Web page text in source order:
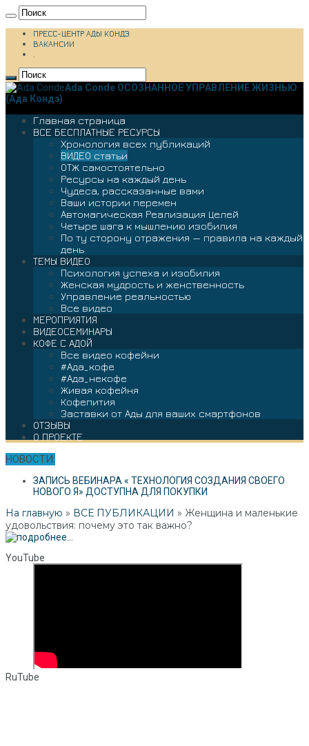
ПРЕСС-ЦЕНТР АДЫ КОНДЭ
ВАКАНСИИ
.
Ada Conde ОСОЗНАННОЕ УПРАВЛЕНИЕ ЖИЗНЬЮ
(Ада Кондэ)
Главная страница
ВСЕ БЕСПЛАТНЫЕ РЕСУРСЫ
Хронология всех публикаций
ВИДЕО статьи
ОТЖ самостоятельно
Ресурсы на каждый день
Чудеса, рассказанные вами
Ваши истории перемен
Автомагическая Реализация Целей
Четыре шага к мышлению изобилия
По ту сторону отражения — правила на каждый
день
ТЕМЫ ВИДЕО
Психология успеха и изобилия
Женская мудрость и женственность
Управление реальностью
Все видео
МЕРОПРИЯТИЯ
ВИДЕОСЕМИНАРЫ
КОФЕ С АДОЙ
Все видео кофейни
#Ада_кофе
#Ада_некофе
Живая кофейня
Кофепития
Заставки от Ады для ваших смартфонов
ОТЗЫВЫ
О ПРОЕКТЕ
НОВОСТИ:
ЗАПИСЬ ВЕБИНАРА « ТЕХНОЛОГИЯ СОЗДАНИЯ СВОЕГО
НОВОГО Я» ДОСТУПНА ДЛЯ ПОКУПКИ
На главную » ВСЕ ПУБЛИКАЦИИ » Женщина и маленькие
удовольствия: почему это так важно?
YouTube
RuTube